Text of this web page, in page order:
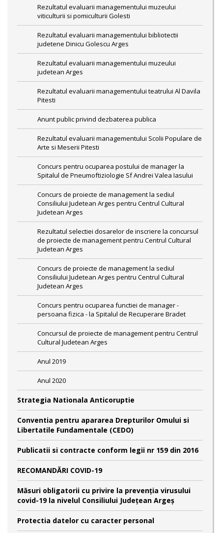
Rezultatul evaluarii managementului muzeului
viticulturii si pomiculturii Golesti
Rezultatul evaluarii managementului bibliotectii
judetene Dinicu Golescu Arges
Rezultatul evaluarii managementului muzeului
judetean Arges
Rezultatul evaluarii managementului teatrului Al Davila
Pitesti
Anunt public privind dezbaterea publica
Rezultatul evaluarii managementului Scolii Populare de
Arte si Meserii Pitesti
Concurs pentru ocuparea postului de manager la
Spitalul de Pneumoftiziologie Sf Andrei Valea Iasului
Concurs de proiecte de management la sediul
Consiliului Judetean Arges pentru Centrul Cultural
Judetean Arges
Rezultatul selectiei dosarelor de inscriere la concursul
de proiecte de management pentru Centrul Cultural
Judetean Arges
Concurs de proiecte de management la sediul
Consiliului Judetean Arges pentru Centrul Cultural
Judetean Arges
Concurs pentru ocuparea functiei de manager -
persoana fizica - la Spitalul de Recuperare Bradet
Concursul de proiecte de management pentru Centrul
Cultural Judetean Arges
Anul 2019
Anul 2020
Strategia Nationala Anticoruptie
Conventia pentru apararea Drepturilor Omului si
Libertatile Fundamentale (CEDO)
Publicatii si contracte conform legii nr 159 din 2016
RECOMANDĂRI COVID-19
Măsuri obligatorii cu privire la prevenția virusului
covid-19 la nivelul Consiliului Județean Argeș
Protectia datelor cu caracter personal